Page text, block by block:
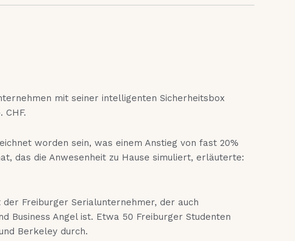
mit seiner intelligenten Sicherheitsbox
CHF.
worden sein, was einem Anstieg von fast 20%
das die Anwesenheit zu Hause simuliert, erläuterte:
Freiburger Serialunternehmer, der auch
Business Angel ist. Etwa 50 Freiburger Studenten
Berkeley durch.